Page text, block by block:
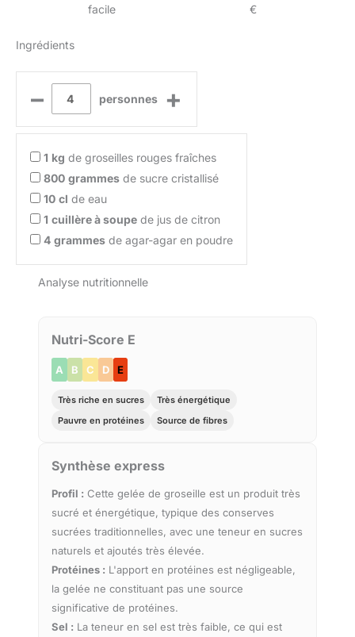
facile €
Ingrédients
– personnes +
1 kg de groseilles rouges fraîches
800 grammes de sucre cristallisé
10 cl de eau
1 cuillère à soupe de jus de citron
4 grammes de agar-agar en poudre
Analyse nutritionnelle
Nutri-Score E
A B C D E
Très riche en sucres
Très énergétique
Pauvre en protéines
Source de fibres
Synthèse express
Profil : Cette gelée de groseille est un produit très
sucré et énergétique, typique des conserves
sucrées traditionnelles, avec une teneur en sucres
naturels et ajoutés très élevée.
Protéines : L'apport en protéines est négligeable,
la gelée ne constituant pas une source
significative de protéines.
Sel : La teneur en sel est très faible, ce qui est